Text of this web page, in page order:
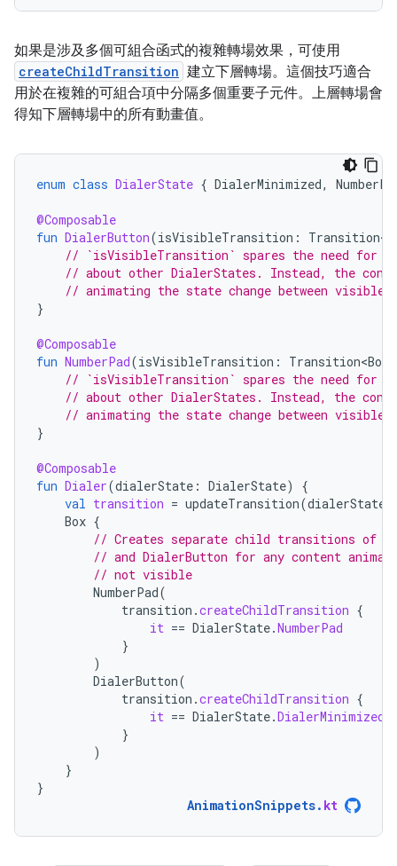
如果是涉及多個可組合函式的複雜轉場效果，可使用
createChildTransition 建立下層轉場。這個技巧適合
用於在複雜的可組合項中分隔多個重要子元件。上層轉場會
得知下層轉場中的所有動畫值。
enum class DialerState { DialerMinimized,
@Composable
fun DialerButton(isVisibleTransition :
// `isVisibleTransition` spares the need for
// about other DialerStates. Instead, the
// animating the state change between
}
@Composable
fun NumberPad(isVisibleTransition :
// `isVisibleTransition` spares the need for
// about other DialerStates. Instead, the
// animating the state change between
}
@Composable
fun Dialer(dialerState : DialerState)
{
val transition = updateTransition(dialerState
Box {
// Creates separate child transitions of
// and DialerButton for any content
// not visible
NumberPad(
transition .createChildTransition {
it == DialerState.NumberPad
}
)
DialerButton(
transition .createChildTransition {
it == DialerState.DialerMinimized
}
)
}
}
AnimationSnippets. kt